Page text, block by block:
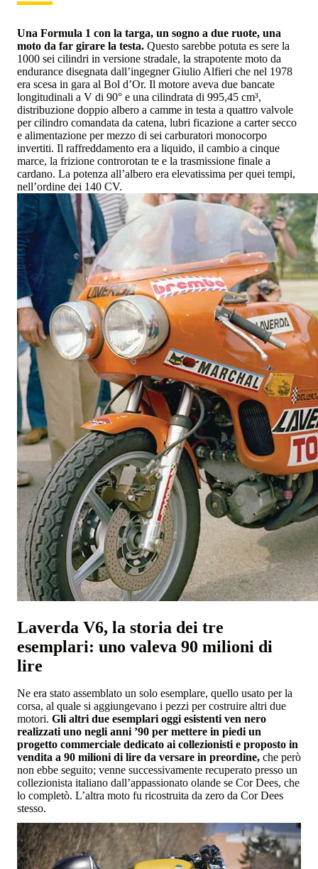
Una Formula 1 con la targa, un sogno a due ruote, una
moto da far girare la testa. Questo sarebbe potuta es sere la
1000 sei cilindri in versione stradale, la strapotente moto da
endurance disegnata dall’ingegner Giulio Alfieri che nel 1978
era scesa in gara al Bol d’Or. Il motore aveva due bancate
longitudinali a V di 90° e una cilindrata di 995,45 cm³,
distribuzione doppio albero a camme in testa a quattro valvole
per cilindro comandata da catena, lubri ficazione a carter secco
e alimentazione per mezzo di sei carburatori monocorpo
invertiti. Il raffreddamento era a liquido, il cambio a cinque
marce, la frizione controrotan te e la trasmissione finale a
cardano. La potenza all’albero era elevatissima per quei tempi,
nell’ordine dei 140 CV.
Laverda V6, la storia dei tre
esemplari: uno valeva 90 milioni di
lire
Ne era stato assemblato un solo esemplare, quello usato per la
corsa, al quale si aggiungevano i pezzi per costruire altri due
motori. Gli altri due esemplari oggi esistenti ven nero
realizzati uno negli anni ’90 per mettere in piedi un
progetto commerciale dedicato ai collezionisti e proposto in
vendita a 90 milioni di lire da versare in preordine, che però
non ebbe seguito; venne successivamente recuperato presso un
collezionista italiano dall’appassionato olande se Cor Dees, che
lo completò. L’altra moto fu ricostruita da zero da Cor Dees
stesso.